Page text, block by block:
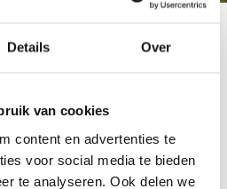
Details Over
van cookies
content en advertenties te
voor social media te bieden
te analyseren. Ook delen we
60,3 mm, worden pneumatisch
Op de palen wordt een
met daar doorheen een
van 42 mm. De palen kunnen